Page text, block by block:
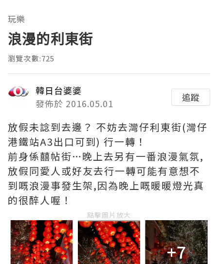
玩樂
浪漫的利東街
瀏覽次數:725
韓日台婆婆
發佈於 2016.05.01
追蹤
放假未諗到去邊？ 不妨去灣仔利東街(灣仔
港鐵站A3出口可到) 行一轉！
前身係囍帖街…晚上去另有一番浪漫氣氛,
放假同愛人或好友去行一轉可能有意想不
到嘅浪漫事發生架,因為晚上嘅暖暖燈光真
的很醉人喔！
點擊圖片放大
+7